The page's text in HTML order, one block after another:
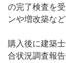
の完了検査を
ンや増改築な
購入後に建築
合状況調査報